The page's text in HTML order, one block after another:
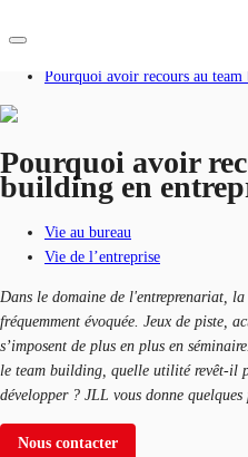
Blog
Données marchés
Pourquoi JLL?
NxT
Flex & Co-working
Favoris
Nous contacter
Pourquoi avoir recours au
Pourquoi avoir
building en
Vie au bureau
Vie de l’entreprise
Dans le domaine de l'entreprenariat,
fréquemment évoquée. Jeux de piste,
s’imposent de plus en plus en
le team building, quelle utilité revêt-il
développer ? JLL vous donne quelques
Nous contacter